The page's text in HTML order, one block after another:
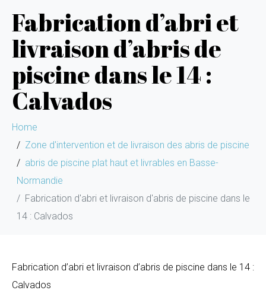
Fabrication d’abri et
livraison d’abris de
piscine dans le 14 :
Calvados
Home
Zone d'intervention et de livraison des abris de piscine
abris de piscine plat haut et livrables en Basse-
Normandie
Fabrication d'abri et livraison d'abris de piscine dans le
14 : Calvados
Fabrication d’abri et livraison d’abris de piscine dans le 14 :
Calvados